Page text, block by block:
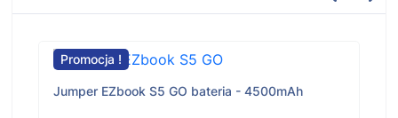
Promocja !
Jumper EZbook S5 GO bateria - 4500mAh